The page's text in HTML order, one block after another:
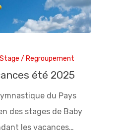
Stage / Regroupement
été 2025
du Pays
des stages de Baby
les vacances…